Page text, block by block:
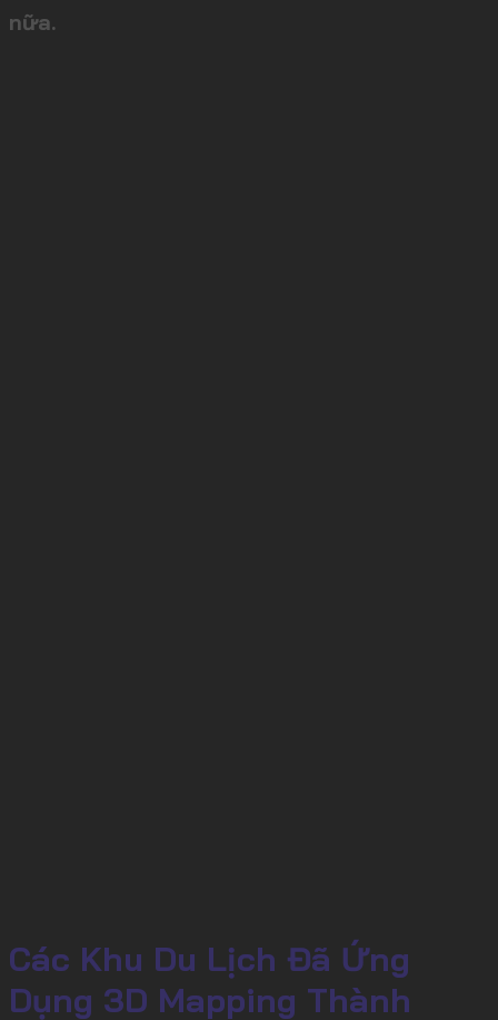
nữa.
Các Khu Du Lịch Đã Ứng
Dụng 3D Mapping Thành